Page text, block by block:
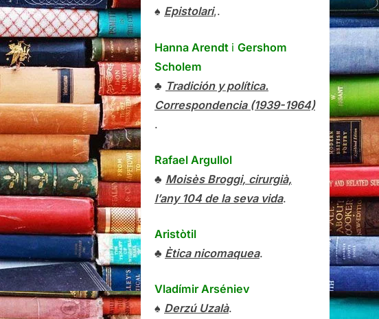
♠ Epistolari,.
Hanna Arendt i Gershom
Scholem
♣ Tradición y política.
Correspondencia (1939-1964)
.
Rafael Argullol
♣ Moisès Broggi, cirurgià,
l’any 104 de la seva vida.
Aristòtil
♣ Ètica nicomaquea.
Vladímir Arséniev
♠ Derzú Uzalà.